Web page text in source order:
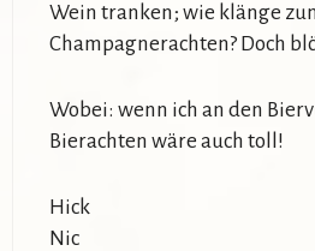
Wein tranken; wie klänge
Champagnerachten? Doch
Wobei: wenn ich an den
Bierachten wäre auch toll!
Hick
Nic